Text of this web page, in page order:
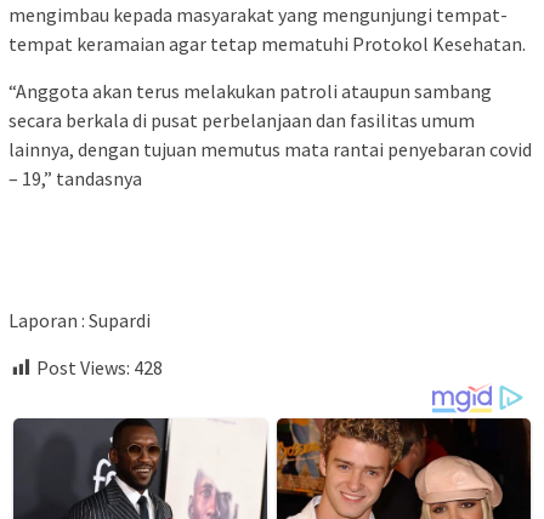
mengimbau kepada masyarakat yang mengunjungi tempat-
tempat keramaian agar tetap mematuhi Protokol Kesehatan.
“Anggota akan terus melakukan patroli ataupun sambang
secara berkala di pusat perbelanjaan dan fasilitas umum
lainnya, dengan tujuan memutus mata rantai penyebaran covid
– 19,” tandasnya
Laporan : Supardi
Post Views: 428